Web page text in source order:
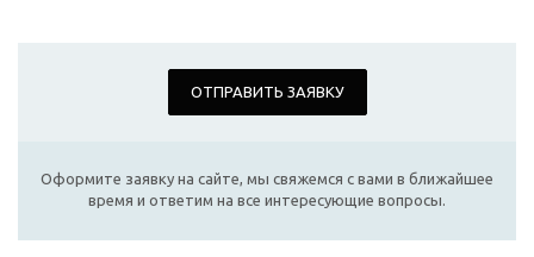
ОТПРАВИТЬ ЗАЯВКУ
Оформите заявку на сайте, мы свяжемся с вами в ближайшее
время и ответим на все интересующие вопросы.